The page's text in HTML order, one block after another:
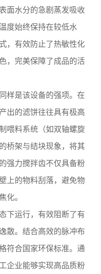
面水分的急剧蒸发吸收
度始终保持在较低水
，有效防止了热敏性化
，完美保障了成品的活
样是该设备的强项。在
出的滤饼往往具有极高
喂料系统（如双轴螺旋
桥架与结块现象，将其
强力搅拌齿不仅具备粉
上的物料刮落，避免物
化。
下运行，有效阻断了有
散。结合高效的脉冲布
符合国家环保标准。通
企业能够实现高品质粉